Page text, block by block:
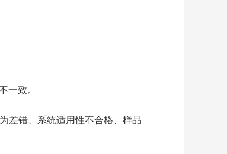
不一致。
差错、系统适用性不合格、样品